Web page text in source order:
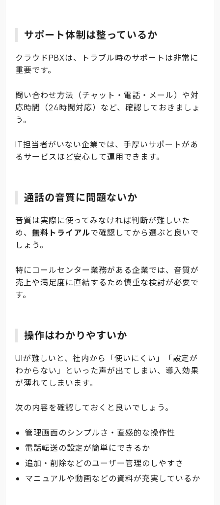
サポート体制は整っているか
クラウドPBXは、トラブル時のサポートは非常に
重要です。
問い合わせ方法（チャット・電話・メール）や対
応時間（24時間対応）など、確認しておきましょ
う。
IT担当者がいない企業では、手厚いサポートがあ
るサービスほど安心して運用できます。
通話の音質に問題ないか
音質は実際に使ってみなければ判断が難しいた
め、 無料トライアルで確認してから選ぶと良いで
しょう。
特にコールセンター業務がある企業では、音質が
売上や満足度に直結するため慎重な検討が必要で
す。
操作はわかりやすいか
UIが難しいと、社内から「使いにくい」「設定が
わからない」といった声が出てしまい、導入効果
が薄れてしまいます。
次の内容を確認しておくと良いでしょう。
管理画面のシンプルさ・直感的な操作性
電話転送の設定が簡単にできるか
追加・削除などのユーザー管理のしやすさ
マニュアルや動画などの資料が充実しているか